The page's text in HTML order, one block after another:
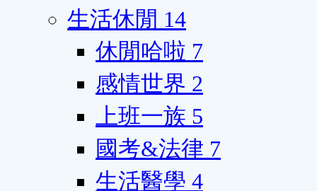
生活休閒 14
休閒哈啦 7
感情世界 2
上班一族 5
國考&法律 7
生活醫學 4